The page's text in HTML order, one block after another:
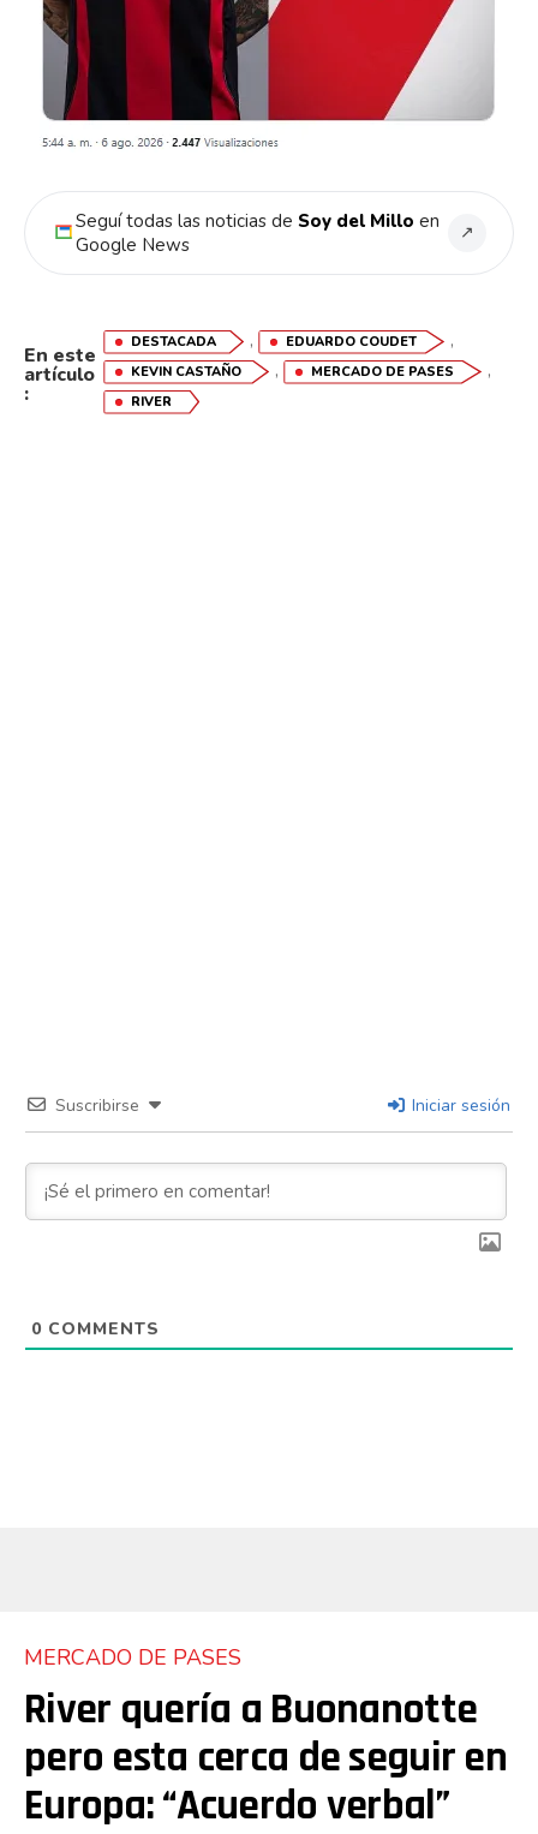
Seguí todas las noticias de Soy del Millo en
Google News
↗
En este
artículo
:
DESTACADA , EDUARDO COUDET ,
KEVIN CASTAÑO , MERCADO DE PASES ,
RIVER
Suscribirse Iniciar sesión
0 COMMENTS
MERCADO DE PASES
River quería a Buonanotte
pero esta cerca de seguir en
Europa: “Acuerdo verbal”